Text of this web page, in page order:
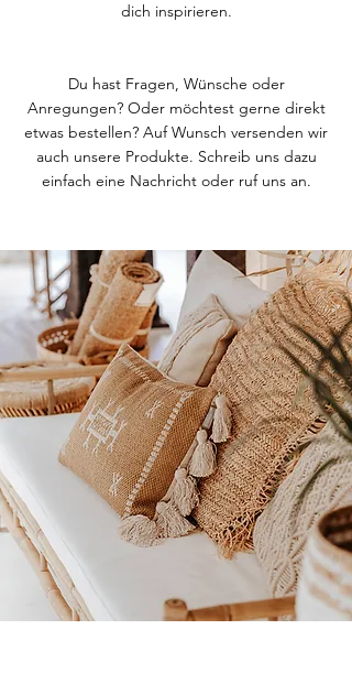
dich inspirieren.
Du hast Fragen, Wünsche oder
Anregungen? Oder möchtest gerne direkt
etwas bestellen? Auf Wunsch versenden wir
auch unsere Produkte. Schreib uns dazu
einfach eine Nachricht oder ruf uns an.